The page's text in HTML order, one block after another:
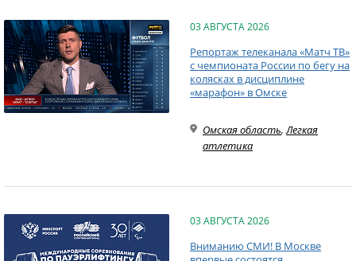
03 АВГУСТА 2026
Репортаж телеканала «Матч ТВ»
с чемпионата России по бегу на
колясках в дисциплине
«марафон» в Омске
Омская область,Легкая
атлетика
03 АВГУСТА 2026
Вниманию СМИ! В Москве